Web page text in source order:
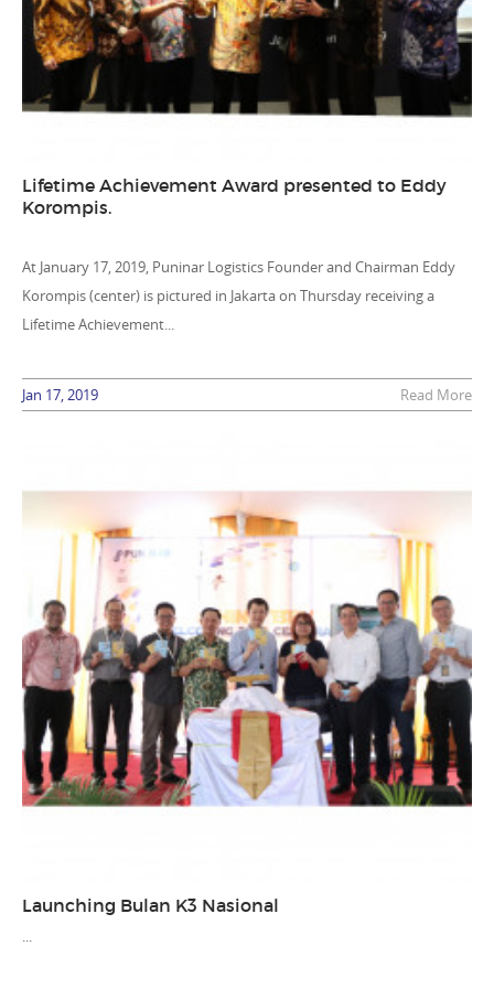
Lifetime Achievement Award presented to Eddy
Korompis.
At January 17, 2019, Puninar Logistics Founder and Chairman Eddy
Korompis (center) is pictured in Jakarta on Thursday receiving a
Lifetime Achievement...
Jan 17, 2019 Read More
Launching Bulan K3 Nasional
...